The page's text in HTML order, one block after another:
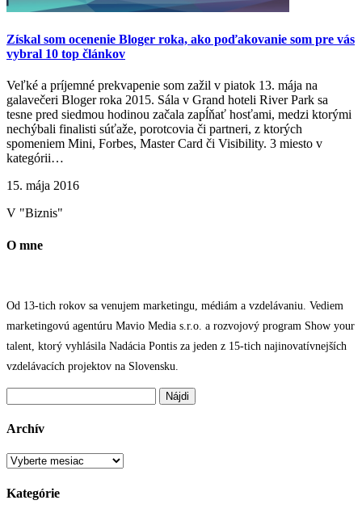
Získal som ocenenie Bloger roka, ako poďakovanie som pre vás
vybral 10 top článkov
Veľké a príjemné prekvapenie som zažil v piatok 13. mája na
galavečeri Bloger roka 2015. Sála v Grand hoteli River Park sa
tesne pred siedmou hodinou začala zapĺňať hosťami, medzi ktorými
nechýbali finalisti súťaže, porotcovia či partneri, z ktorých
spomeniem Mini, Forbes, Master Card či Visibility. 3 miesto v
kategórii…
15. mája 2016
V "Biznis"
O mne
Od 13-tich rokov sa venujem marketingu, médiám a vzdelávaniu. Vediem
marketingovú agentúru Mavio Media s.r.o. a rozvojový program Show your
talent, ktorý vyhlásila Nadácia Pontis za jeden z 15-tich najinovatívnejších
vzdelávacích projektov na Slovensku.
Archív
Archív
Kategórie